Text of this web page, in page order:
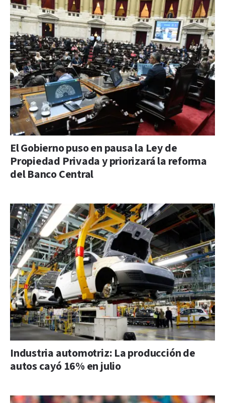
El Gobierno puso en pausa la Ley de
Propiedad Privada y priorizará la reforma
del Banco Central
Industria automotriz: La producción de
autos cayó 16% en julio